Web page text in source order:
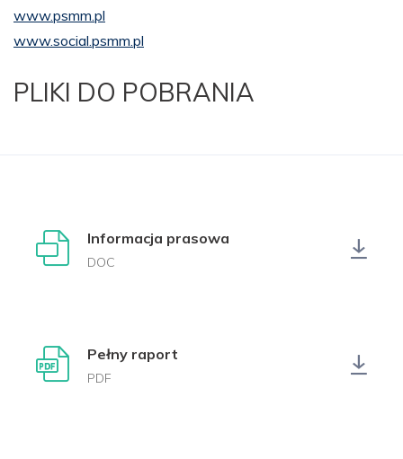
www.psmm.pl
www.social.psmm.pl
PLIKI DO POBRANIA
Informacja prasowa
DOC
Pełny raport
PDF